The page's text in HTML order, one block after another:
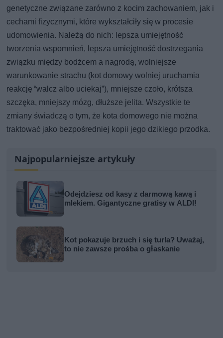
genetyczne związane zarówno z kocim zachowaniem, jak i
cechami fizycznymi, które wykształciły się w procesie
udomowienia. Należą do nich: lepsza umiejętność
tworzenia wspomnień, lepsza umiejętność dostrzegania
związku między bodźcem a nagrodą, wolniejsze
warunkowanie strachu (kot domowy wolniej uruchamia
reakcję “walcz albo uciekaj”), mniejsze czoło, krótsza
szczęka, mniejszy mózg, dłuższe jelita. Wszystkie te
zmiany świadczą o tym, że kota domowego nie można
traktować jako bezpośredniej kopii jego dzikiego przodka.
Najpopularniejsze artykuły
Odejdziesz od kasy z darmową kawą i
mlekiem. Gigantyczne gratisy w ALDI!
Kot pokazuje brzuch i się turla? Uważaj,
to nie zawsze prośba o głaskanie